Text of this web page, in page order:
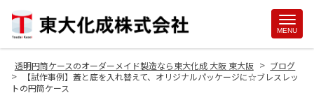
MENU
透明円筒ケースのオーダーメイド製造なら東大化成 大阪 東大阪 > ブログ
>
【試作事例】蓋と底を入れ替えて、オリジナルパッケージに☆ブレスレッ
トの円筒ケース
Site
Footer